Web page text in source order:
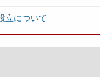
立について